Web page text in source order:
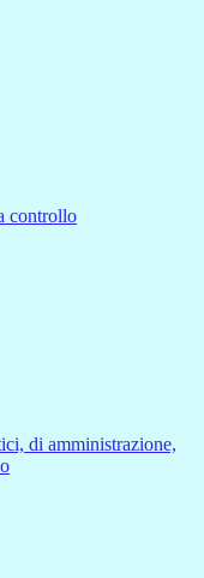
controllo
di amministrazione,